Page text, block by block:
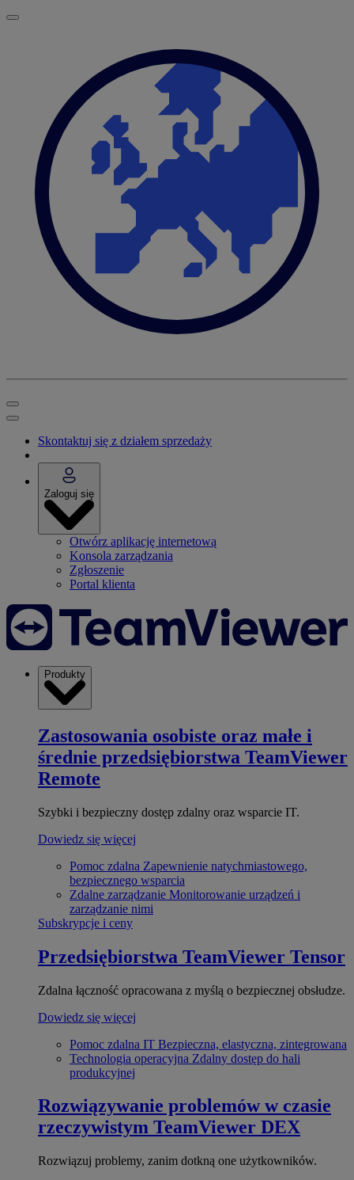
Skontaktuj się z działem sprzedaży
Zaloguj się
Otwórz aplikację internetową
Konsola zarządzania
Zgłoszenie
Portal klienta
Produkty
Zastosowania osobiste oraz małe i
średnie przedsiębiorstwa TeamViewer
Remote
Szybki i bezpieczny dostęp zdalny oraz wsparcie IT.
Dowiedz się więcej
Pomoc zdalna Zapewnienie natychmiastowego,
bezpiecznego wsparcia
Zdalne zarządzanie Monitorowanie urządzeń i
zarządzanie nimi
Subskrypcje i ceny
Przedsiębiorstwa TeamViewer Tensor
Zdalna łączność opracowana z myślą o bezpiecznej obsłudze.
Dowiedz się więcej
Pomoc zdalna IT Bezpieczna, elastyczna, zintegrowana
Technologia operacyjna Zdalny dostęp do hali
produkcyjnej
Rozwiązywanie problemów w czasie
rzeczywistym TeamViewer DEX
Rozwiązuj problemy, zanim dotkną one użytkowników.